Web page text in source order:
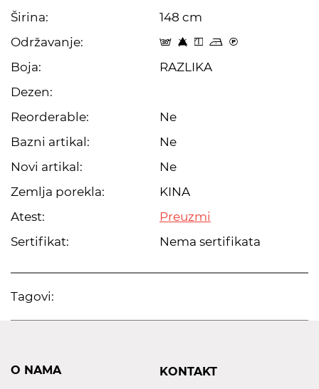
Širina:
148 cm
Održavanje:
s 8 y o C
Boja:
RAZLIKA
Dezen:
Reorderable:
Ne
Bazni artikal:
Ne
Novi artikal:
Ne
Zemlja porekla:
KINA
Atest:
Preuzmi
Sertifikat:
Nema sertifikata
Tagovi:
O NAMA KONTAKT